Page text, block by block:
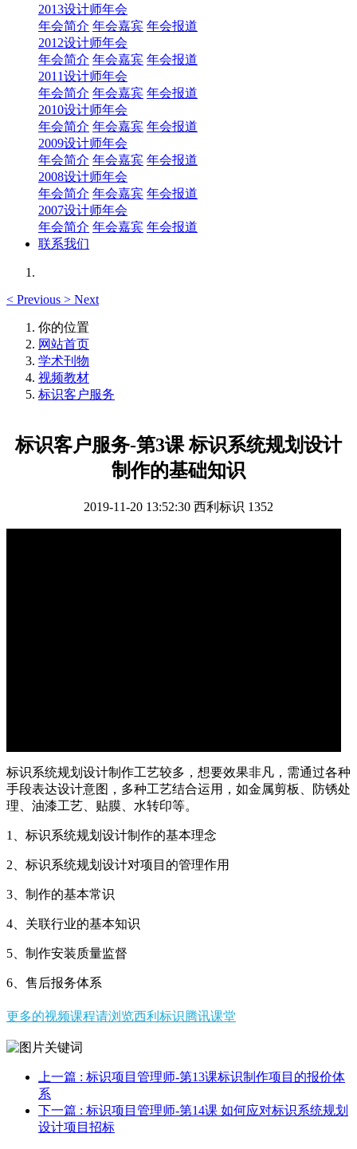
2013设计师年会
年会简介 年会嘉宾 年会报道
2012设计师年会
年会简介 年会嘉宾 年会报道
2011设计师年会
年会简介 年会嘉宾 年会报道
2010设计师年会
年会简介 年会嘉宾 年会报道
2009设计师年会
年会简介 年会嘉宾 年会报道
2008设计师年会
年会简介 年会嘉宾 年会报道
2007设计师年会
年会简介 年会嘉宾 年会报道
联系我们
< Previous > Next
你的位置
网站首页
学术刊物
视频教材
标识客户服务
标识客户服务-第3课 标识系统规划设计
制作的基础知识
2019-11-20 13:52:30 西利标识 1352
标识系统规划设计制作工艺较多，想要效果非凡，需通过各种
手段表达设计意图，多种工艺结合运用，如金属剪板、防锈处
理、油漆工艺、贴膜、水转印等。
1、标识系统规划设计制作的基本理念
2、标识系统规划设计对项目的管理作用
3、制作的基本常识
4、关联行业的基本知识
5、制作安装质量监督
6、售后报务体系
更多的视频课程请浏览西利标识腾讯课堂
上一篇 : 标识项目管理师-第13课标识制作项目的报价体
系
下一篇 : 标识项目管理师-第14课 如何应对标识系统规划
设计项目招标